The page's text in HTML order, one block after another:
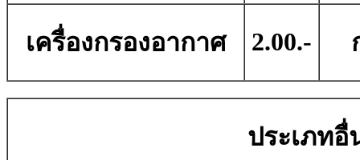
เครื่องกรองอากาศ 2.00.-
ประเภทอื่